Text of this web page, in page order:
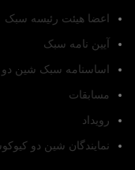
اعضا هیئت رئیسه سبک
آیین نامه سبک
اساسنامه سبک شین دو
مسابقات
رویداد
نمایندگان شین دو